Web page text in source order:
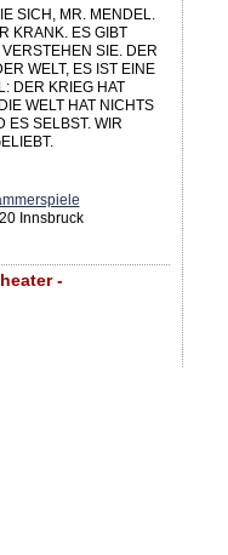
SICH, MR. MENDEL.
KRANK. ES GIBT
SIE. DER
WELT, ES IST EINE
DER KRIEG HAT
WELT HAT NICHTS
ES SELBST. WIR
Innsbruck
-